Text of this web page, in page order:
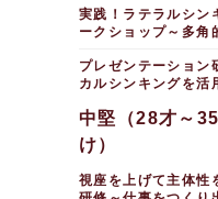
実践！ラテラルシン
ークショップ～多角
プレゼンテーション
カルシンキングを活
中堅（28才～
け）
視座を上げて主体性